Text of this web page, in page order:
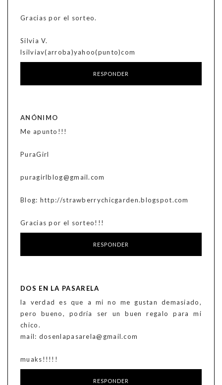
Gracias por el sorteo.
Silvia V.
lsilviav(arroba)yahoo(punto)com
RESPONDER
ANÓNIMO
Me apunto!!!
PuraGirl
puragirlblog@gmail.com
Blog: http://strawberrychicgarden.blogspot.com
Gracias por el sorteo!!!
RESPONDER
DOS EN LA PASARELA
la verdad es que a mi no me gustan demasiado,
pero bueno, podría ser un buen regalo para mi
chico.
mail: dosenlapasarela@gmail.com
muaks!!!!!
RESPONDER